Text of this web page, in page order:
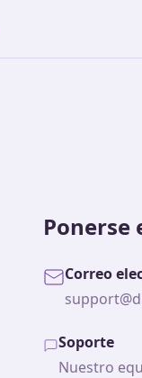
Ponerse
Correo
Soporte
Nuestro